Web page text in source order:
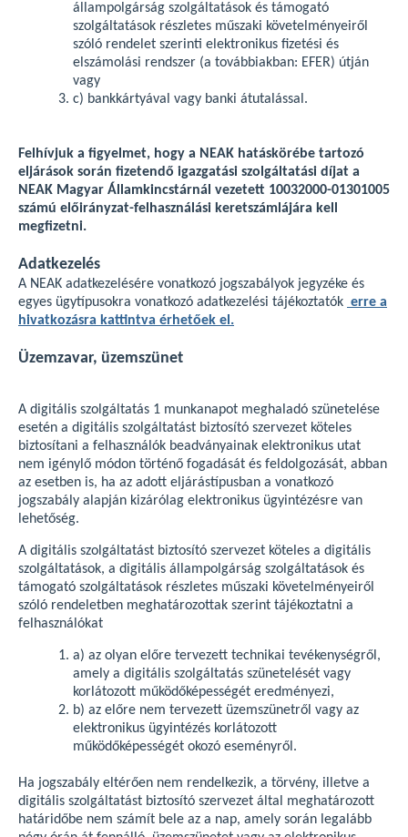
állampolgárság szolgáltatások és támogató
szolgáltatások részletes műszaki követelményeiről
szóló rendelet szerinti elektronikus fizetési és
elszámolási rendszer (a továbbiakban: EFER) útján
vagy
c) bankkártyával vagy banki átutalással.
Felhívjuk a figyelmet, hogy a NEAK hatáskörébe tartozó
eljárások során fizetendő igazgatási szolgáltatási díjat a
NEAK Magyar Államkincstárnál vezetett 10032000-01301005
számú előirányzat-felhasználási keretszámlájára kell
megfizetni.
Adatkezelés
A NEAK adatkezelésére vonatkozó jogszabályok jegyzéke és
egyes ügytípusokra vonatkozó adatkezelési tájékoztatók erre a
hivatkozásra kattintva érhetőek el.
Üzemzavar, üzemszünet
A digitális szolgáltatás 1 munkanapot meghaladó szünetelése
esetén a digitális szolgáltatást biztosító szervezet köteles
biztosítani a felhasználók beadványainak elektronikus utat
nem igénylő módon történő fogadását és feldolgozását, abban
az esetben is, ha az adott eljárástípusban a vonatkozó
jogszabály alapján kizárólag elektronikus ügyintézésre van
lehetőség.
A digitális szolgáltatást biztosító szervezet köteles a digitális
szolgáltatások, a digitális állampolgárság szolgáltatások és
támogató szolgáltatások részletes műszaki követelményeiről
szóló rendeletben meghatározottak szerint tájékoztatni a
felhasználókat
a) az olyan előre tervezett technikai tevékenységről,
amely a digitális szolgáltatás szünetelését vagy
korlátozott működőképességét eredményezi,
b) az előre nem tervezett üzemszünetről vagy az
elektronikus ügyintézés korlátozott
működőképességét okozó eseményről.
Ha jogszabály eltérően nem rendelkezik, a törvény, illetve a
digitális szolgáltatást biztosító szervezet által meghatározott
határidőbe nem számít bele az a nap, amely során legalább